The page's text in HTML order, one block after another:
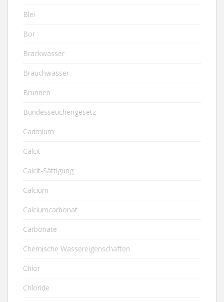
Blei
Bor
Brackwasser
Brauchwasser
Brunnen
Bundesseuchengesetz
Cadmium
Calcit
Calcit-Sättigung
Calcium
Calciumcarbonat
Carbonate
Chemische Wassereigenschaften
Chlor
Chloride